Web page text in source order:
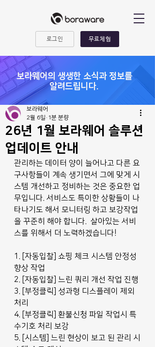
로그인 무료체험
​보라웨어의 생생한 소식과 정보를
알려드립니다.
26년 1월 보라웨어 솔루션
업데이트 안내
보라웨어
2월 6일 1분 분량
관리하는 데이터 양이 늘어나고 다른 요
구사항들이 계속 생기면서 그에 맞게 시
스템 개선하고 정비하는 것은 중요한 업
무입니다. 서비스도 특이한 상황들이 나
타나기도 해서 모니터링 하고 보강작업
을 꾸준히 해야 합니다.  살아있는 서비
스를 위해서 더 노력하겠습니다!
1. [자동입찰] 쇼핑 체크 시스템 안정성
향상 작업
2. [자동입찰] 느린 쿼리 개선 작업 진행
3. [부정클릭] 성과형 디스플레이 제외
처리
4. [부정클릭] 환불신청 파일 작업시 특
수기호 처리 보강
5. [시스템] 느린 현상이 보고 된 관리 시